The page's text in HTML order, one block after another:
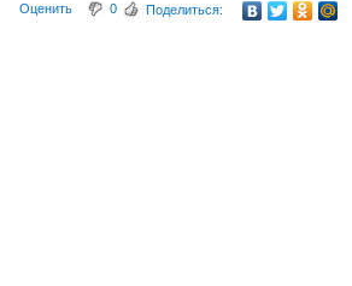
Оценить
0 Поделиться: